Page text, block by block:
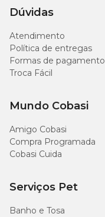
Dúvidas
Atendimento
Política de entregas
Formas de pagamento
Troca Fácil
Mundo Cobasi
Amigo Cobasi
Compra Programada
Cobasi Cuida
Serviços Pet
Banho e Tosa